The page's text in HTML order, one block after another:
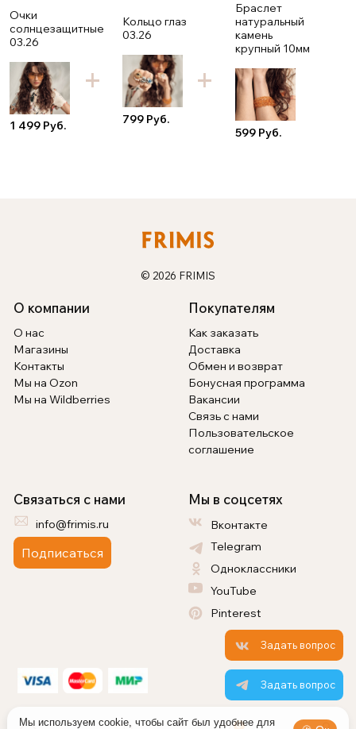
0
Очки
солнцезащитные
03.26
1 499 Руб.
Кольцо глаз
03.26
799 Руб.
Браслет
натуральный
камень
крупный 10мм
599 Руб.
© 2026 FRIMIS
О компании
О нас
Магазины
Контакты
Мы на Ozon
Мы на Wildberries
Покупателям
Как заказать
Доставка
Обмен и возврат
Бонусная программа
Вакансии
Связь с нами
Пользовательское
соглашение
Связаться с нами
info@frimis.ru
Подписаться
Мы в соцсетях
Вконтакте
Telegram
Одноклассники
YouTube
Pinterest
Задать вопрос
Задать вопрос
Мы используем cookie, чтобы сайт был удобнее для